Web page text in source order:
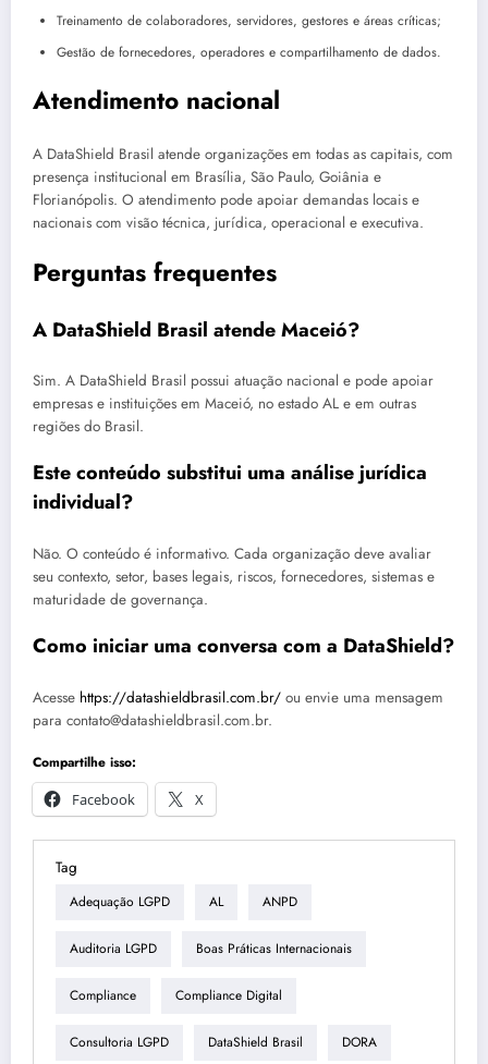
Treinamento de colaboradores, servidores, gestores e áreas críticas;
Gestão de fornecedores, operadores e compartilhamento de dados.
Atendimento nacional
A DataShield Brasil atende organizações em todas as capitais, com
presença institucional em Brasília, São Paulo, Goiânia e
Florianópolis. O atendimento pode apoiar demandas locais e
nacionais com visão técnica, jurídica, operacional e executiva.
Perguntas frequentes
A DataShield Brasil atende Maceió?
Sim. A DataShield Brasil possui atuação nacional e pode apoiar
empresas e instituições em Maceió, no estado AL e em outras
regiões do Brasil.
Este conteúdo substitui uma análise jurídica
individual?
Não. O conteúdo é informativo. Cada organização deve avaliar
seu contexto, setor, bases legais, riscos, fornecedores, sistemas e
maturidade de governança.
Como iniciar uma conversa com a DataShield?
Acesse https://datashieldbrasil.com.br/ ou envie uma mensagem
para contato@datashieldbrasil.com.br.
Compartilhe isso:
Facebook
X
Tag
Adequação LGPD AL ANPD
Auditoria LGPD Boas Práticas Internacionais
Compliance Compliance Digital
Consultoria LGPD DataShield Brasil DORA